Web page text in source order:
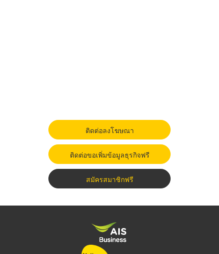
ติดต่อลงโฆษณา
ติดต่อขอเพิ่มข้อมูลธุรกิจฟรี
สมัครสมาชิกฟรี